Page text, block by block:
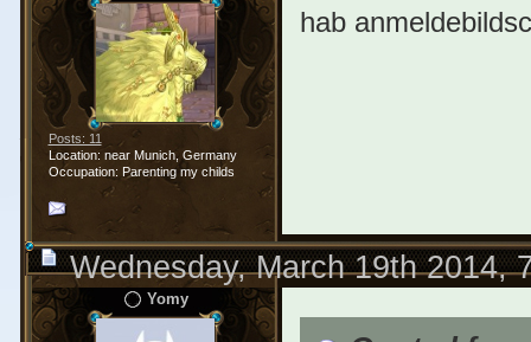
Posts: 11
Location: near Munich, Germany
Occupation: Parenting my childs
hab
Wednesday, March 19th 2014,
Yomy